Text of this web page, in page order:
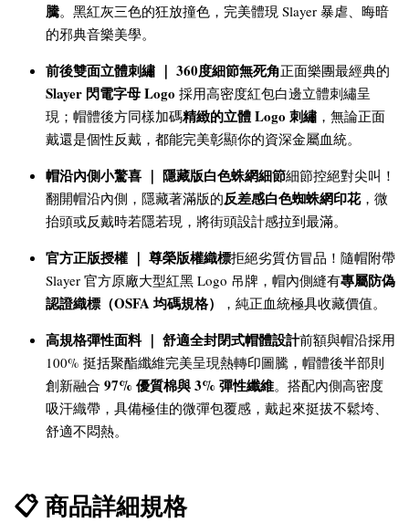
騰。黑紅灰三色的狂放撞色，完美體現 Slayer 暴虐、晦暗
的邪典音樂美學。
前後雙面立體刺繡 ｜ 360度細節無死角正面樂團最經典的
Slayer 閃電字母 Logo 採用高密度紅包白邊立體刺繡呈
現；帽體後方同樣加碼精緻的立體 Logo 刺繡 ，無論正面
戴還是個性反戴，都能完美彰顯你的資深金屬血統。
帽沿內側小驚喜 ｜ 隱藏版白色蛛網細節細節控絕對尖叫！
翻開帽沿內側，隱藏著滿版的反差感白色蜘蛛網印花，微
抬頭或反戴時若隱若現，將街頭設計感拉到最滿。
官方正版授權 ｜ 尊榮版權織標拒絕劣質仿冒品！隨帽附帶
Slayer 官方原廠大型紅黑 Logo 吊牌，帽內側縫有專屬防偽
認證織標（OSFA 均碼規格）
，純正血統極具收藏價值。
高規格彈性面料 ｜ 舒適全封閉式帽體設計前額與帽沿採用
100% 挺括聚酯纖維完美呈現熱轉印圖騰，帽體後半部則
創新融合 97% 優質棉與 3% 彈性纖維。搭配內側高密度
吸汗織帶，具備極佳的微彈包覆感，戴起來挺拔不鬆垮、
舒適不悶熱。
📋 商品詳細規格